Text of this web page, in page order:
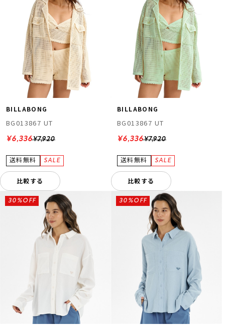
BILLABONG
BG013867 UT
¥7,920
¥6,336
比較する
BILLABONG
BG013867 UT
¥7,920
¥6,336
比較する
30%OFF 30%OFF